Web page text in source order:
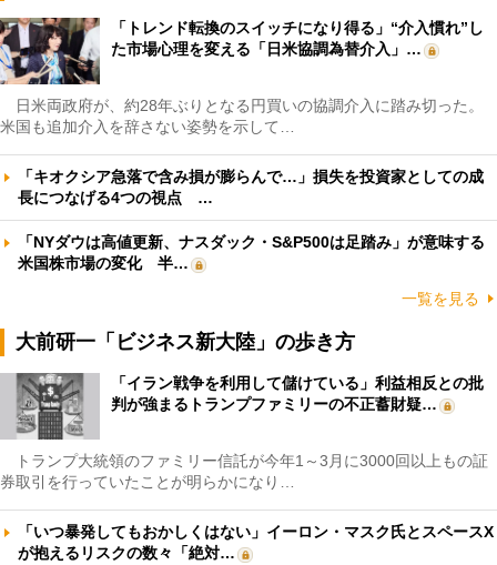
「トレンド転換のスイッチになり得る」“介入慣れ”し
た市場心理を変える「日米協調為替介入」…
日米両政府が、約28年ぶりとなる円買いの協調介入に踏み切った。
米国も追加介入を辞さない姿勢を示して…
「キオクシア急落で含み損が膨らんで…」損失を投資家としての成
長につなげる4つの視点 …
「NYダウは高値更新、ナスダック・S&P500は足踏み」が意味する
米国株市場の変化 半…
一覧を見る
大前研一「ビジネス新大陸」の歩き方
「イラン戦争を利用して儲けている」利益相反との批
判が強まるトランプファミリーの不正蓄財疑…
トランプ大統領のファミリー信託が今年1～3月に3000回以上もの証
券取引を行っていたことが明らかになり…
「いつ暴発してもおかしくはない」イーロン・マスク氏とスペースX
が抱えるリスクの数々「絶対…